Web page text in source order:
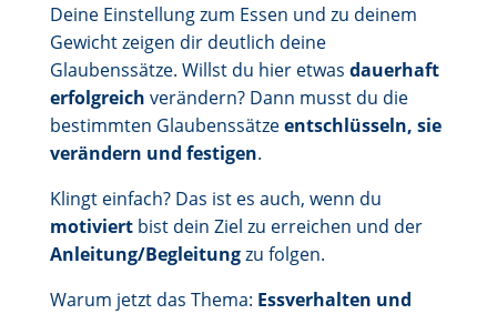
Deine Einstellung zum Essen und zu deinem
Gewicht zeigen dir deutlich deine
Glaubenssätze. Willst du hier etwas dauerhaft
erfolgreich verändern? Dann musst du die
bestimmten Glaubenssätzeentschlüsseln, sie
verändern und festigen.
Klingt einfach? Das ist es auch, wenn du
motiviert bist dein Ziel zu erreichen und der
Anleitung/Begleitungzu folgen.
Warum jetzt das Thema: Essverhalten und